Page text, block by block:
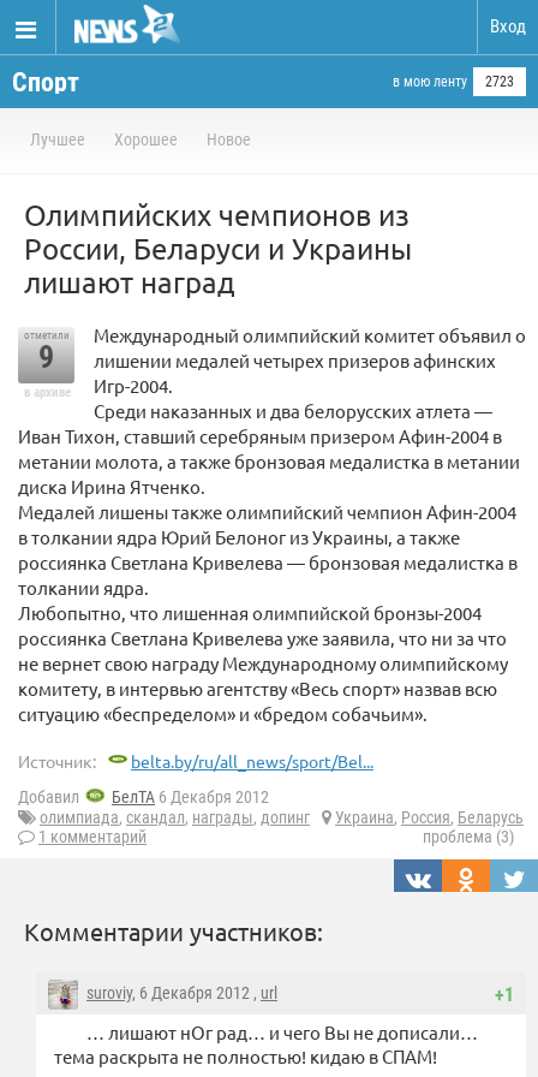
Вход
Спорт в мою ленту 2723
Лучшее Хорошее Новое
Олимпийских чемпионов из
России, Беларуси и Украины
лишают наград
отметили
9
в архиве
Международный олимпийский комитет объявил о
лишении медалей четырех призеров афинских
Игр-2004.
Среди наказанных и два белорусских атлета —
Иван Тихон, ставший серебряным призером Афин-2004 в
метании молота, а также бронзовая медалистка в метании
диска Ирина Ятченко.
Медалей лишены также олимпийский чемпион Афин-2004
в толкании ядра Юрий Белоног из Украины, а также
россиянка Светлана Кривелева — бронзовая медалистка в
толкании ядра.
Любопытно, что лишенная олимпийской бронзы-2004
россиянка Светлана Кривелева уже заявила, что ни за что
не вернет свою награду Международному олимпийскому
комитету, в интервью агентству «Весь спорт» назвав всю
ситуацию «беспределом» и «бредом собачьим».
Источник: belta.by/ru/all_news/sport/Bel...
Добавил БелТА 6 Декабря 2012
олимпиада, скандал, награды, допинг Украина, Россия, Беларусь
1 комментарий
проблема (3)
Комментарии участников:
+1
suroviy, 6 Декабря 2012 , url
… лишают нОг рад… и чего Вы не дописали…
тема раскрыта не полностью! кидаю в СПАМ!